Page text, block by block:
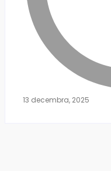
13 decembra, 2025